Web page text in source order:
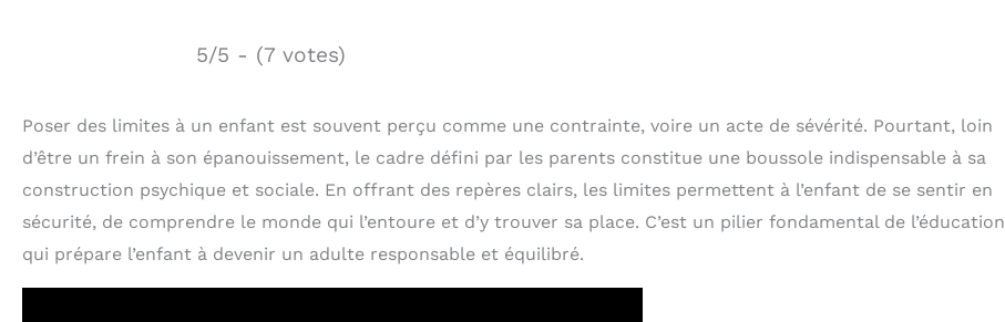
5/5 - (7 votes)
Poser des limites à un enfant est souvent perçu comme une contrainte, voire un acte de sévérité. Pourtant, loin
d’être un frein à son épanouissement, le cadre défini par les parents constitue une boussole indispensable à sa
construction psychique et sociale. En offrant des repères clairs, les limites permettent à l’enfant de se sentir en
sécurité, de comprendre le monde qui l’entoure et d’y trouver sa place. C’est un pilier fondamental de l’éducation
qui prépare l’enfant à devenir un adulte responsable et équilibré.